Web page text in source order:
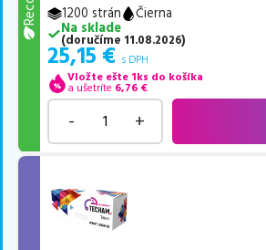
1200 strán
Čierna
Na sklade
(doručíme 11.08.2026)
25,15 € s DPH
Vložte ešte 1ks do košíka
a ušetríte 6,76 €
- +